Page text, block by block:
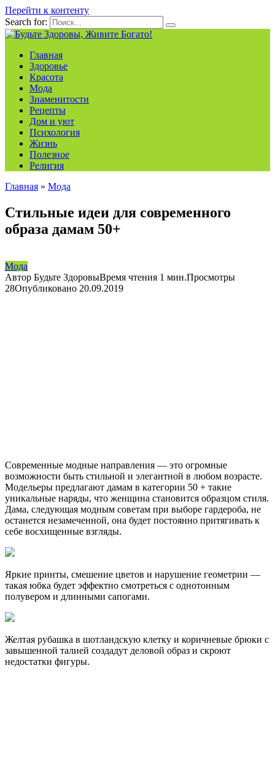
Перейти к контенту
Search for:
Главная
Здоровье
Красота
Мода
Знаменитости
Рецепты
Дом и уют
Психология
Жизнь
Полезное
Религия
Главная » Мода
Стильные идеи для современного
образа дамам 50+
Мода
Автор Будьте ЗдоровыВремя чтения 1 мин.Просмотры
28Опубликовано 20.09.2019
Современные модные направления — это огромные
возможности быть стильной и элегантной в любом возрасте.
Модельеры предлагают дамам в категории 50 + такие
уникальные наряды, что женщина становится образцом стиля.
Дама, следующая модным советам при выборе гардероба, не
останется незамеченной, она будет постоянно притягивать к
себе восхищенные взгляды.
Яркие принты, смешение цветов и нарушение геометрии —
такая юбка будет эффектно смотреться с однотонным
полувером и длинными сапогами.
Желтая рубашка в шотландскую клетку и коричневые брюки с
завышенной талией создадут деловой образ и скроют
недостатки фигуры.